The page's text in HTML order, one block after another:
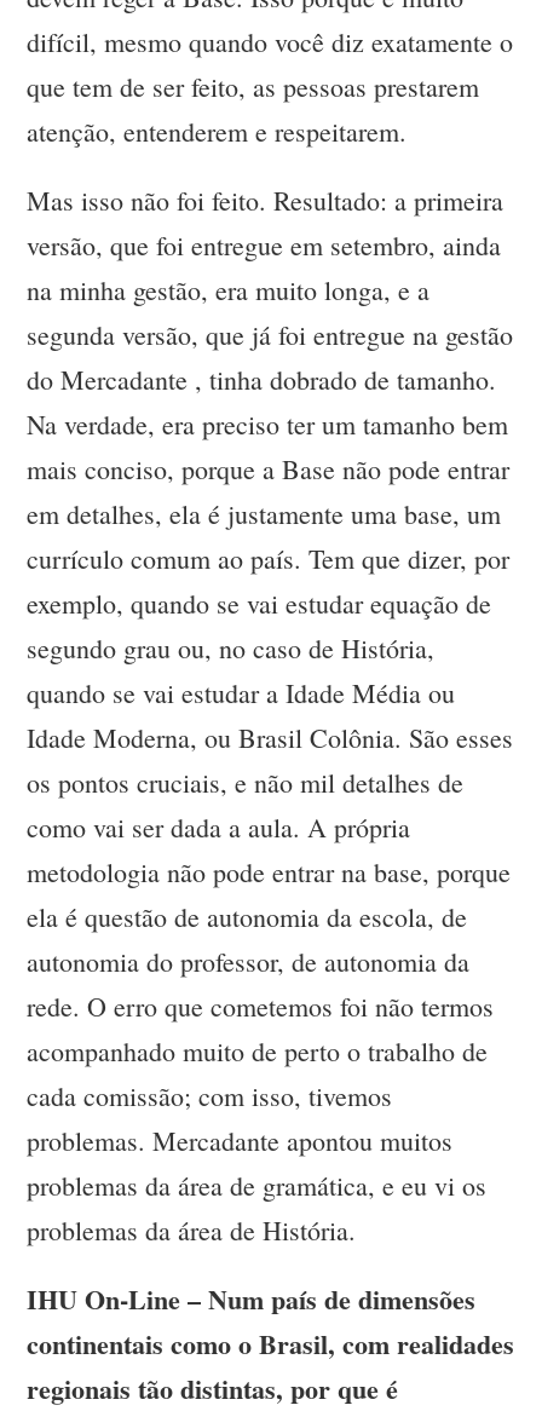
difícil, mesmo quando você diz exatamente o
que tem de ser feito, as pessoas prestarem
atenção, entenderem e respeitarem.
Mas isso não foi feito. Resultado: a primeira
versão, que foi entregue em setembro, ainda
na minha gestão, era muito longa, e a
segunda versão, que já foi entregue na gestão
do Mercadante , tinha dobrado de tamanho.
Na verdade, era preciso ter um tamanho bem
mais conciso, porque a Base não pode entrar
em detalhes, ela é justamente uma base, um
currículo comum ao país. Tem que dizer, por
exemplo, quando se vai estudar equação de
segundo grau ou, no caso de História,
quando se vai estudar a Idade Média ou
Idade Moderna, ou Brasil Colônia. São esses
os pontos cruciais, e não mil detalhes de
como vai ser dada a aula. A própria
metodologia não pode entrar na base, porque
ela é questão de autonomia da escola, de
autonomia do professor, de autonomia da
rede. O erro que cometemos foi não termos
acompanhado muito de perto o trabalho de
cada comissão; com isso, tivemos
problemas. Mercadante apontou muitos
problemas da área de gramática, e eu vi os
problemas da área de História.
IHU On-Line – Num país de dimensões
continentais como o Brasil, com realidades
regionais tão distintas, por que é